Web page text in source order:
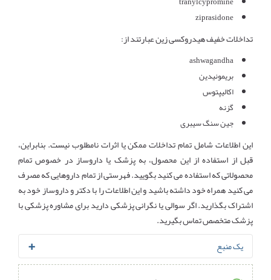
تداخلات خفیف هیدروکسی زین عبارتند از:
بریمونیدین
اکالیپتوس
گزنه
جین سنگ سیبری
این اطلاعات شامل تمام تداخلات ممکن یا اثرات نامطلوب نیست. بنابراین،
قبل از استفاده از این محصول، به پزشک یا داروساز در خصوص تمام
محصولاتی که استفاده می کنید بگویید. فهرستی از تمام داروهایی که مصرف
می کنید همراه خود داشته باشید و این اطلاعات را با دکتر و داروساز خود به
اشتراک بگذارید. اگر سوالی یا نگرانی پزشکی دارید برای مشاوره پزشکی با
پزشک متخصص تماس بگیرید.
یک منبع